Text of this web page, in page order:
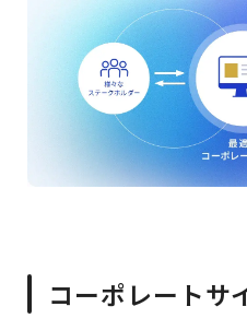
コーポレートサ